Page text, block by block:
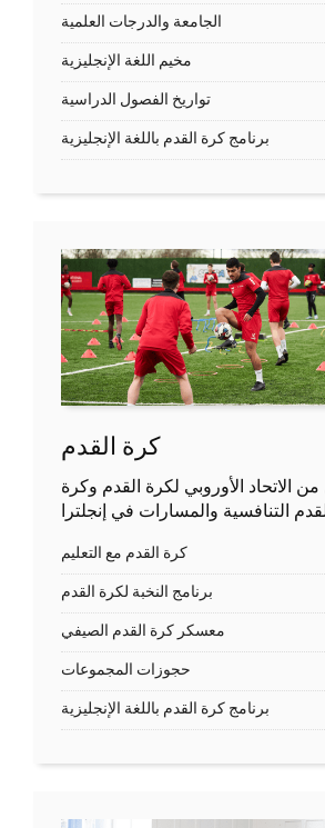
الجامعة والدرجات العلمية
مخيم اللغة الإنجليزية
تواريخ الفصول الدراسية
برنامج كرة القدم باللغة الإنجليزية
كرة القدم
الاتحاد الأوروبي لكرة القدم وكرة
كرة القدم مع التعليم
برنامج النخبة لكرة القدم
معسكر كرة القدم الصيفي
حجوزات المجموعات
برنامج كرة القدم باللغة الإنجليزية